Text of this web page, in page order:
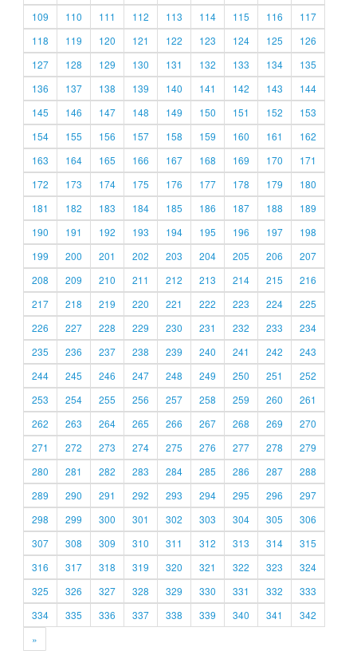
109
110 111 112 113 114 115 116
117
118
119 120 121 122 123 124 125
126
127
128 129 130 131 132 133 134
135
136
137 138 139 140 141 142 143
144
145
146 147 148 149 150 151 152
153
154
155 156 157 158 159 160 161
162
163
164 165 166 167 168 169 170
171
172
173 174 175 176 177 178 179
180
181
182 183 184 185 186 187 188
189
190
191 192 193 194 195 196 197
198
199
200 201 202 203 204 205 206
207
208
209 210 211 212 213 214 215
216
217
218 219 220 221 222 223 224
225
226
227 228 229 230 231 232 233
234
235
236 237 238 239 240 241 242
243
244
245 246 247 248 249 250 251
252
253
254 255 256 257 258 259 260
261
262
263 264 265 266 267 268 269
270
271
272 273 274 275 276 277 278
279
280
281 282 283 284 285 286 287
288
289
290 291 292 293 294 295 296
297
298
299 300 301 302 303 304 305
306
307
308 309 310 311 312 313 314
315
316
317 318 319 320 321 322 323
324
325
326 327 328 329 330 331 332
333
334
335 336 337 338 339 340 341
342
»